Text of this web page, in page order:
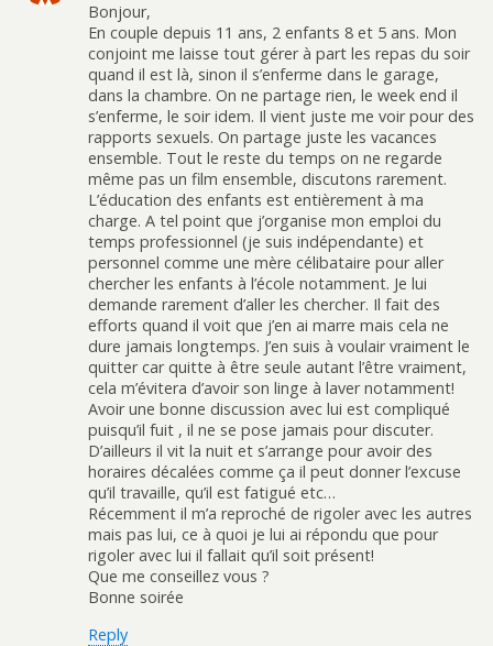
Bonjour,
En couple depuis 11 ans, 2 enfants 8 et 5 ans. Mon
conjoint me laisse tout gérer à part les repas du soir
quand il est là, sinon il s’enferme dans le garage,
dans la chambre. On ne partage rien, le week end il
s’enferme, le soir idem. Il vient juste me voir pour des
rapports sexuels. On partage juste les vacances
ensemble. Tout le reste du temps on ne regarde
même pas un film ensemble, discutons rarement.
L’éducation des enfants est entièrement à ma
charge. A tel point que j’organise mon emploi du
temps professionnel (je suis indépendante) et
personnel comme une mère célibataire pour aller
chercher les enfants à l’école notamment. Je lui
demande rarement d’aller les chercher. Il fait des
efforts quand il voit que j’en ai marre mais cela ne
dure jamais longtemps. J’en suis à voulair vraiment le
quitter car quitte à être seule autant l’être vraiment,
cela m’évitera d’avoir son linge à laver notamment!
Avoir une bonne discussion avec lui est compliqué
puisqu’il fuit , il ne se pose jamais pour discuter.
D’ailleurs il vit la nuit et s’arrange pour avoir des
horaires décalées comme ça il peut donner l’excuse
qu’il travaille, qu’il est fatigué etc…
Récemment il m’a reproché de rigoler avec les autres
mais pas lui, ce à quoi je lui ai répondu que pour
rigoler avec lui il fallait qu’il soit présent!
Que me conseillez vous ?
Bonne soirée
Reply